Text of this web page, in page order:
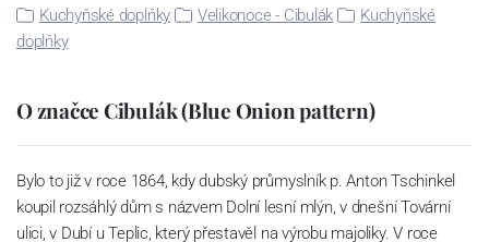
Kuchyňské doplňky
Velikonoce - Cibulák
Kuchyňské
doplňky
O značce Cibulák (Blue Onion pattern)
Bylo to již v roce 1864, kdy dubský průmyslník p. Anton Tschinkel
koupil rozsáhlý dům s názvem Dolní lesní mlýn, v dnešní Tovární
ulici, v Dubí u Teplic, který přestavěl na výrobu majoliky. V roce